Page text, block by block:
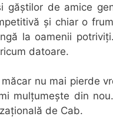
găștilor de amice
și chiar o
la oamenii
datoare.
nu mai pierde
mulțumește din
de Cab.